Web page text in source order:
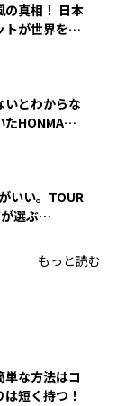
の真相！ 日本
トが世界を席
いとわからな
たHONMA
いい。TOUR
選ぶ
もっと読む
な方法はコ
短く持つ！